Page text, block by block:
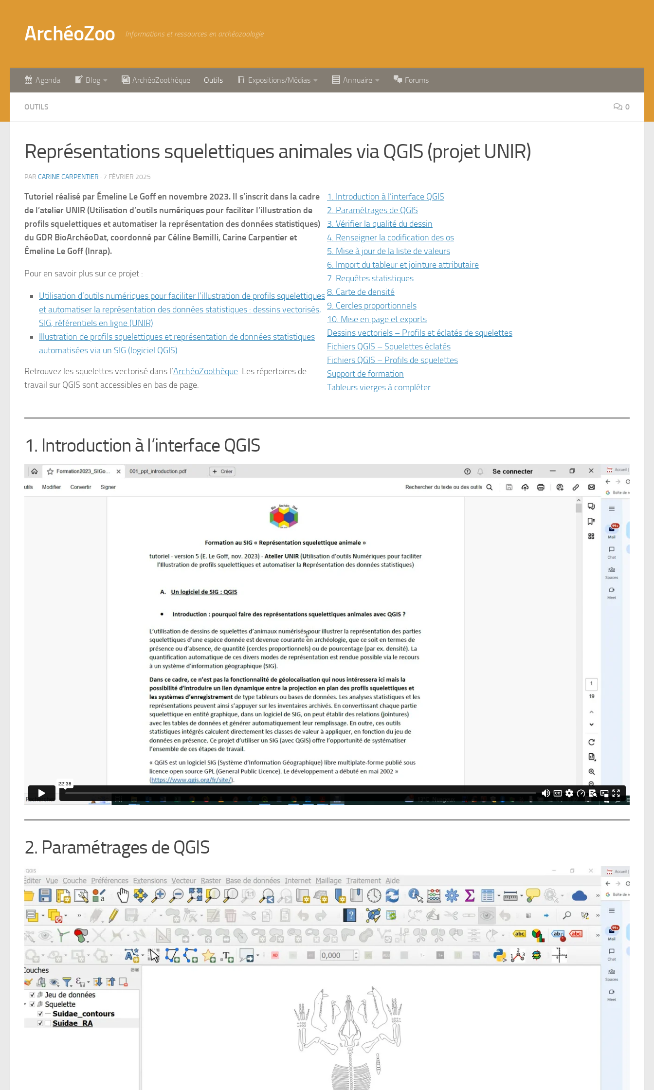
ArchéoZoo Informations et ressources en archéozoologie
Agenda Blog ArchéoZoothèque Outils Expositions/Médias Annuaire Forums
OUTILS 0
Représentations squelettiques animales via QGIS (projet UNIR)
PAR CARINE CARPENTIER · 7 FÉVRIER 2025
Tutoriel réalisé par Émeline Le Goff en novembre 2023. Il s’inscrit dans la cadre
de l’atelier UNIR (Utilisation d’outils numériques pour faciliter l’illustration de
profils squelettiques et automatiser la représentation des données statistiques)
du GDR BioArchéoDat, coordonné par Céline Bemilli, Carine Carpentier et
Émeline Le Goff (Inrap).
Pour en savoir plus sur ce projet :
Utilisation d’outils numériques pour faciliter l’illustration de profils squelettiques
et automatiser la représentation des données statistiques : dessins vectorisés,
SIG, référentiels en ligne (UNIR)
Illustration de profils squelettiques et représentation de données statistiques
automatisées via un SIG (logiciel QGIS)
Retrouvez les squelettes vectorisé dans l’ArchéoZoothèque. Les répertoires de
travail sur QGIS sont accessibles en bas de page.
1. Introduction à l’interface QGIS
2. Paramétrages de QGIS
3. Vérifier la qualité du dessin
4. Renseigner la codification des os
5. Mise à jour de la liste de valeurs
6. Import du tableur et jointure attributaire
7. Requêtes statistiques
8. Carte de densité
9. Cercles proportionnels
10. Mise en page et exports
Dessins vectoriels – Profils et éclatés de squelettes
Fichiers QGIS – Squelettes éclatés
Fichiers QGIS – Profils de squelettes
Support de formation
Tableurs vierges à compléter
1. Introduction à l’interface QGIS
2. Paramétrages de QGIS